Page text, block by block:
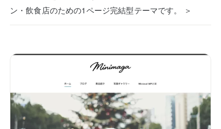
ン・飲食店のための1ページ完結型テーマです。 ＞